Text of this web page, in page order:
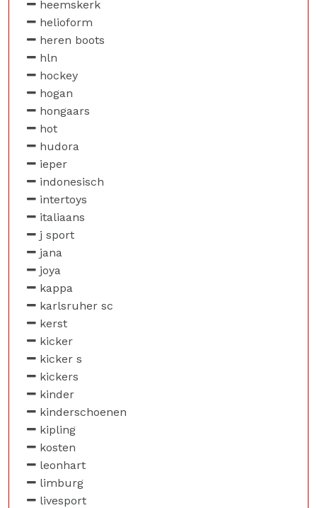
heemskerk
helioform
heren boots
hln
hockey
hogan
hongaars
hot
hudora
ieper
indonesisch
intertoys
italiaans
j sport
jana
joya
kappa
karlsruher sc
kerst
kicker
kicker s
kickers
kinder
kinderschoenen
kipling
kosten
leonhart
limburg
livesport